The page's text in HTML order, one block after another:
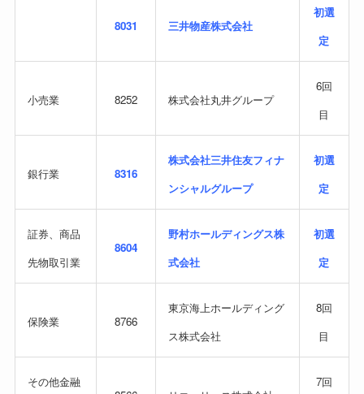
8031 三井物産株式会社
初選
定
小売業 8252 株式会社丸井グループ
6回
目
銀行業 8316
株式会社三井住友フィナ
ンシャルグループ
初選
定
証券、商品
先物取引業
8604
野村ホールディングス株
式会社
初選
定
保険業 8766
東京海上ホールディング
ス株式会社
8回
目
その他金融
7回